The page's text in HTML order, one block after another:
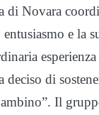
di Novara
e la
di
Il